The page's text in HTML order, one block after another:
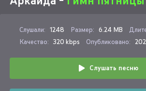
Слушали: 1248 Размер: 6.24 MB
Качество: 320 kbps Опубликовано:
Слушать песню